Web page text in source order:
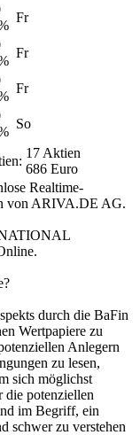
Fr
Fr
Fr
So
17 Aktien
686 Euro
Realtime-
von ARIVA.DE AG.
.
durch die BaFin
Wertpapiere zu
Anlegern
zu lesen,
sich möglichst
die potenziellen
im Begriff, ein
schwer zu verstehen